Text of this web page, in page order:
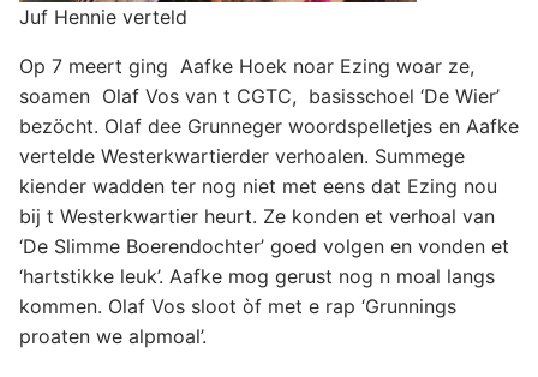
Juf Hennie verteld
Op 7 meert ging Aafke Hoek noar Ezing woar ze,
soamen Olaf Vos van t CGTC, basisschoel ‘De Wier’
bezöcht. Olaf dee Grunneger woordspelletjes en Aafke
vertelde Westerkwartierder verhoalen. Summege
kiender wadden ter nog niet met eens dat Ezing nou
bij t Westerkwartier heurt. Ze konden et verhoal van
‘De Slimme Boerendochter’ goed volgen en vonden et
‘hartstikke leuk’. Aafke mog gerust nog n moal langs
kommen. Olaf Vos sloot òf met e rap ‘Grunnings
proaten we alpmoal’.